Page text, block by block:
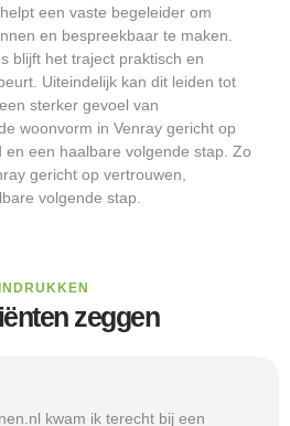
een vaste begeleider om
en bespreekbaar te maken.
blijft het traject praktisch en
Uiteindelijk kan dit leiden tot
sterker gevoel van
woonvorm in Venray gericht op
een haalbare volgende stap. Zo
gericht op vertrouwen,
volgende stap.
INDRUKKEN
zeggen
kwam ik terecht bij een